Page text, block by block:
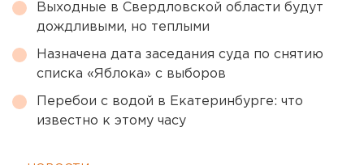
Выходные в Свердловской области будут
дождливыми, но теплыми
Назначена дата заседания суда по снятию
списка «Яблока» с выборов
Перебои с водой в Екатеринбурге: что
известно к этому часу